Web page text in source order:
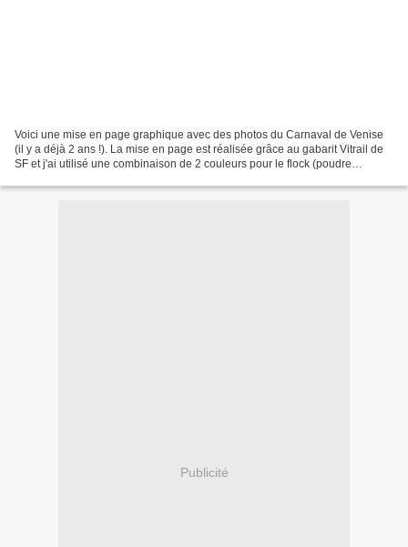
Voici une mise en page graphique avec des photos du Carnaval de Venise
(il y a déjà 2 ans !). La mise en page est réalisée grâce au gabarit Vitrail de
SF et j'ai utilisé une combinaison de 2 couleurs pour le flock (poudre
Publicité